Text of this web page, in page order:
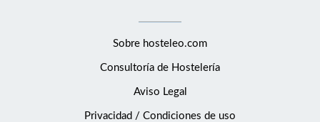
Sobre hosteleo.com
Consultoría de Hostelería
Aviso Legal
Privacidad / Condiciones de uso